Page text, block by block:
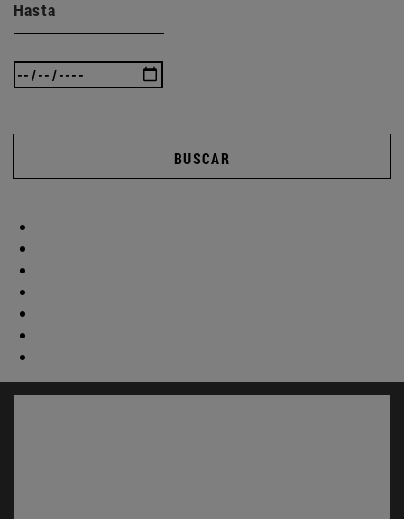
Hasta
BUSCAR